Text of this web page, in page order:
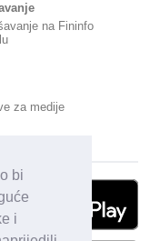
bi
i
na Fininfo
za medije